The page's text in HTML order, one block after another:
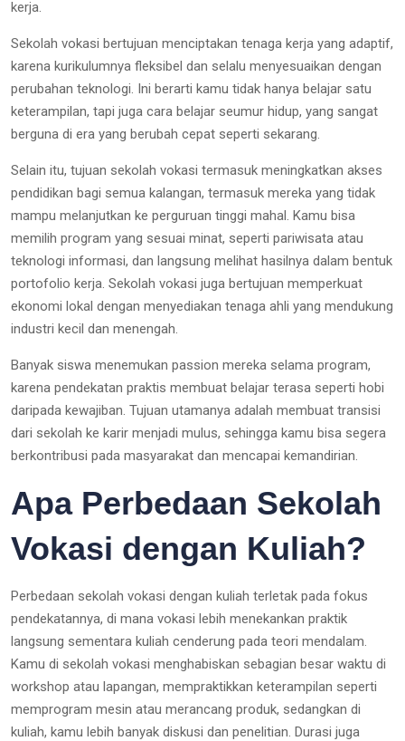
kerja.
Sekolah vokasi bertujuan menciptakan tenaga kerja yang adaptif,
karena kurikulumnya fleksibel dan selalu menyesuaikan dengan
perubahan teknologi. Ini berarti kamu tidak hanya belajar satu
keterampilan, tapi juga cara belajar seumur hidup, yang sangat
berguna di era yang berubah cepat seperti sekarang.
Selain itu, tujuan sekolah vokasi termasuk meningkatkan akses
pendidikan bagi semua kalangan, termasuk mereka yang tidak
mampu melanjutkan ke perguruan tinggi mahal. Kamu bisa
memilih program yang sesuai minat, seperti pariwisata atau
teknologi informasi, dan langsung melihat hasilnya dalam bentuk
portofolio kerja. Sekolah vokasi juga bertujuan memperkuat
ekonomi lokal dengan menyediakan tenaga ahli yang mendukung
industri kecil dan menengah.
Banyak siswa menemukan passion mereka selama program,
karena pendekatan praktis membuat belajar terasa seperti hobi
daripada kewajiban. Tujuan utamanya adalah membuat transisi
dari sekolah ke karir menjadi mulus, sehingga kamu bisa segera
berkontribusi pada masyarakat dan mencapai kemandirian.
Apa Perbedaan Sekolah
Vokasi dengan Kuliah?
Perbedaan sekolah vokasi dengan kuliah terletak pada fokus
pendekatannya, di mana vokasi lebih menekankan praktik
langsung sementara kuliah cenderung pada teori mendalam.
Kamu di sekolah vokasi menghabiskan sebagian besar waktu di
workshop atau lapangan, mempraktikkan keterampilan seperti
memprogram mesin atau merancang produk, sedangkan di
kuliah, kamu lebih banyak diskusi dan penelitian. Durasi juga